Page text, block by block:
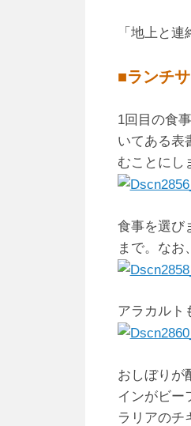
「地上と
■ランチ
1回目の食
いてある表
むことにし
食事を選び
まで。なお
アラカルト
おしぼりが
インがビー
ラリアのチ